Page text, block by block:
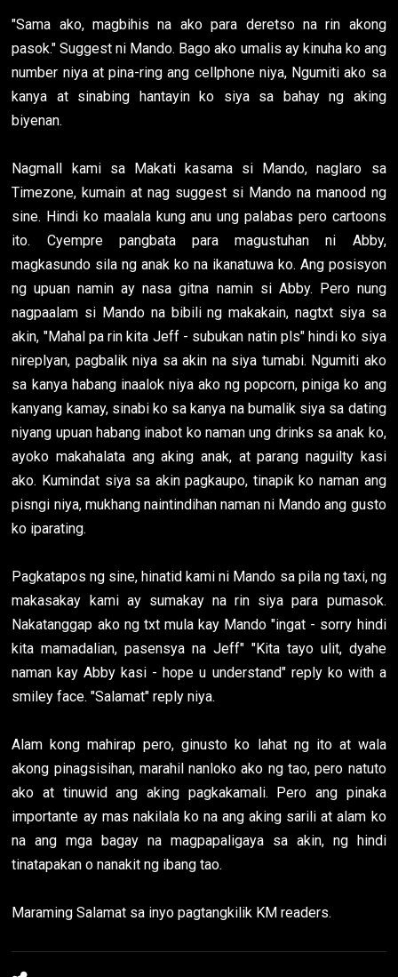
"Sama ako, magbihis na ako para deretso na rin akong
pasok." Suggest ni Mando. Bago ako umalis ay kinuha ko ang
number niya at pina-ring ang cellphone niya, Ngumiti ako sa
kanya at sinabing hantayin ko siya sa bahay ng aking
biyenan.
Nagmall kami sa Makati kasama si Mando, naglaro sa
Timezone, kumain at nag suggest si Mando na manood ng
sine. Hindi ko maalala kung anu ung palabas pero cartoons
ito. Cyempre pangbata para magustuhan ni Abby,
magkasundo sila ng anak ko na ikanatuwa ko. Ang posisyon
ng upuan namin ay nasa gitna namin si Abby. Pero nung
nagpaalam si Mando na bibili ng makakain, nagtxt siya sa
akin, "Mahal pa rin kita Jeff - subukan natin pls" hindi ko siya
nireplyan, pagbalik niya sa akin na siya tumabi. Ngumiti ako
sa kanya habang inaalok niya ako ng popcorn, piniga ko ang
kanyang kamay, sinabi ko sa kanya na bumalik siya sa dating
niyang upuan habang inabot ko naman ung drinks sa anak ko,
ayoko makahalata ang aking anak, at parang naguilty kasi
ako. Kumindat siya sa akin pagkaupo, tinapik ko naman ang
pisngi niya, mukhang naintindihan naman ni Mando ang gusto
ko iparating.
Pagkatapos ng sine, hinatid kami ni Mando sa pila ng taxi, ng
makasakay kami ay sumakay na rin siya para pumasok.
Nakatanggap ako ng txt mula kay Mando "ingat - sorry hindi
kita mamadalian, pasensya na Jeff" "Kita tayo ulit, dyahe
naman kay Abby kasi - hope u understand" reply ko with a
smiley face. "Salamat" reply niya.
Alam kong mahirap pero, ginusto ko lahat ng ito at wala
akong pinagsisihan, marahil nanloko ako ng tao, pero natuto
ako at tinuwid ang aking pagkakamali. Pero ang pinaka
importante ay mas nakilala ko na ang aking sarili at alam ko
na ang mga bagay na magpapaligaya sa akin, ng hindi
tinatapakan o nanakit ng ibang tao.
Maraming Salamat sa inyo pagtangkilik KM readers.